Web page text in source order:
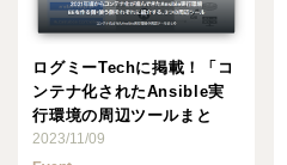
ログミーTechに掲載！「コ
ンテナ化されたAnsible実
行環境の周辺ツールまと
め」＠インフラ技術基･･･
2023/11/09